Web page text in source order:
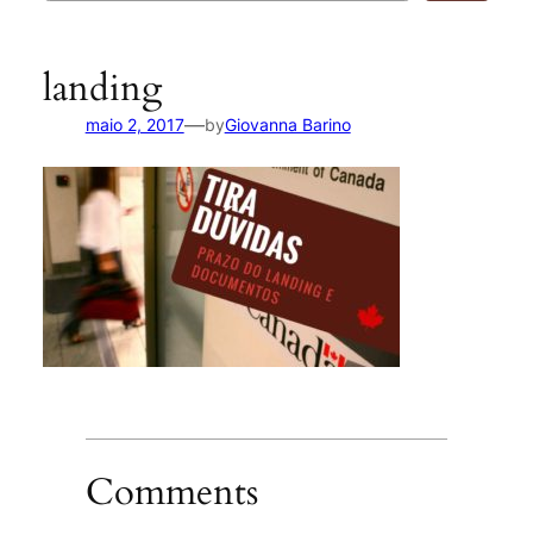
landing
maio 2, 2017—byGiovanna Barino
Comments